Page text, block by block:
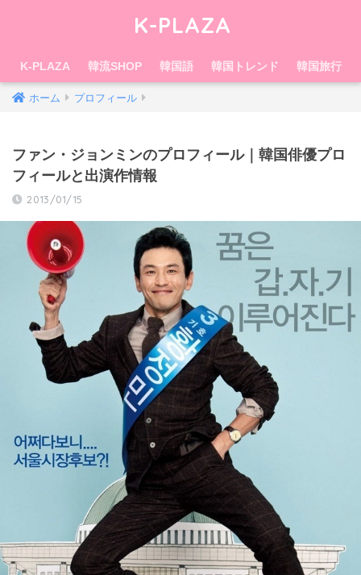
K-PLAZA
K-PLAZA 韓流SHOP 韓国語 韓国トレンド 韓国旅行
ホーム プロフィール
ファン・ジョンミンのプロフィール｜韓国俳優プロ
フィールと出演作情報
2013/01/15